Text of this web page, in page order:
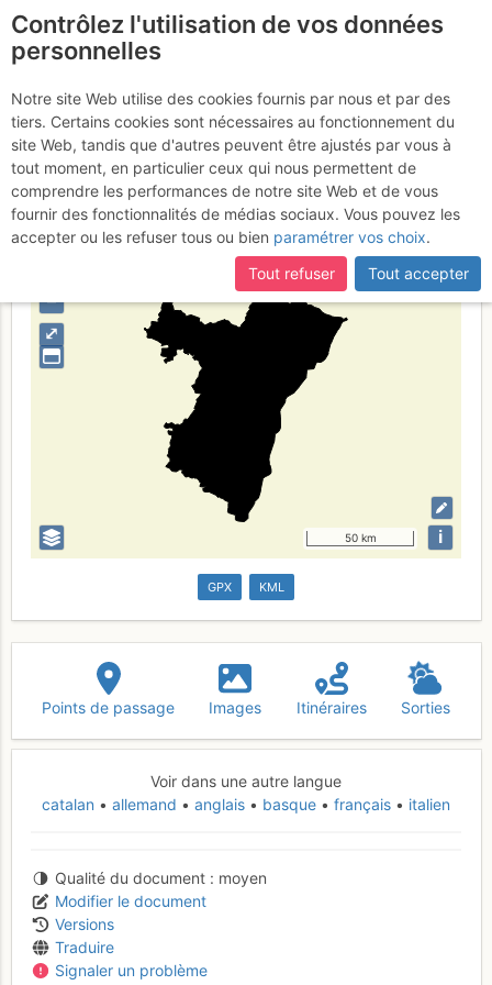
Bajo Rin
Type de région limite administrative
⤢
–
50 km i
GPX KML
Points de passage Images Itinéraires Sorties
Voir dans une autre langue
catalan
allemand anglais basque français italien
Qualité du document
moyen
Modifier le document
Versions
Traduire
Signaler un problème
Contrôlez l'utilisation de vos données
personnelles
Notre site Web utilise des cookies fournis par nous et par des
tiers. Certains cookies sont nécessaires au fonctionnement du
site Web, tandis que d'autres peuvent être ajustés par vous à
tout moment, en particulier ceux qui nous permettent de
comprendre les performances de notre site Web et de vous
fournir des fonctionnalités de médias sociaux. Vous pouvez les
accepter ou les refuser tous ou bien paramétrer vos choix.
Tout refuser
Tout accepter